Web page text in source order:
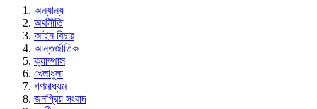
অন্যান্য
অর্থনীতি
আইন বিচার
আন্তর্জাতিক
ক্যাম্পাস
খেলাধুলা
গণমাধ্যম
জনপ্রিয় সংবাদ